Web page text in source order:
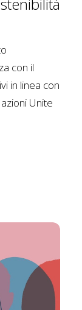
con il
in linea con
Unite